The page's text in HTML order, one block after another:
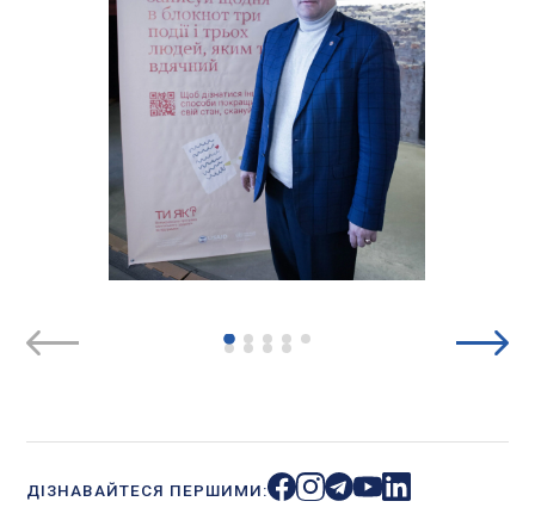
ДІЗНАВАЙТЕСЯ ПЕРШИМИ: